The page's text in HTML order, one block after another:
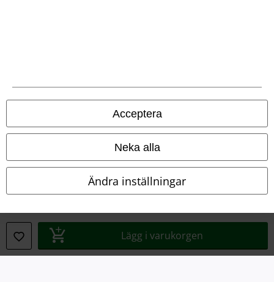
Acceptera
Neka alla
Ändra inställningar
Lägg i varukorgen
Inställningar för cookies
Bekräfta ångrat köp
© 1986-2026 E.M.P. Merchandising HGmbH
Våra onlinebutiker